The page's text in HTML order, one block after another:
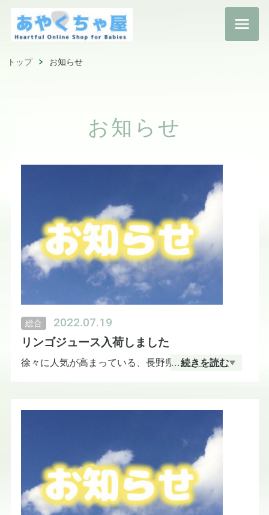
トップ お知らせ
お知らせ
総合 2022.07.19
リンゴジュース入荷しました
徐々に人気が高まっている、長野県中野市の小林農
…続きを読む